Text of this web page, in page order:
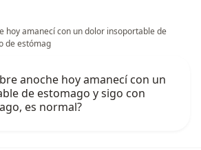
hoy amanecí con un dolor insoportable de
de estómag
anoche hoy amanecí con un
de estomago y sigo con
es normal?